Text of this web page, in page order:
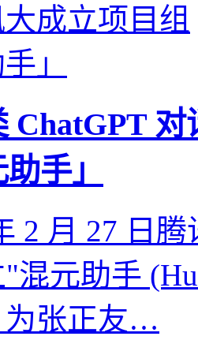
ChatGPT
助手」
2 月 27 日
混元助手
为张正友…